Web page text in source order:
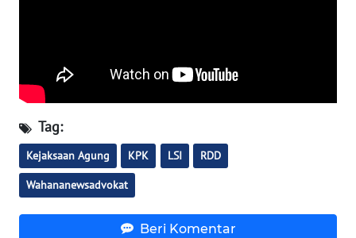
Tag:
Kejaksaan Agung KPK LSI RDD
Wahananewsadvokat
Beri Komentar
SERAMBI
WN
JAMBI